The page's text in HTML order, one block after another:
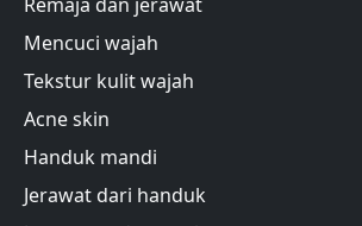
Mencuci wajah
Tekstur kulit wajah
Acne skin
Handuk mandi
Jerawat dari handuk